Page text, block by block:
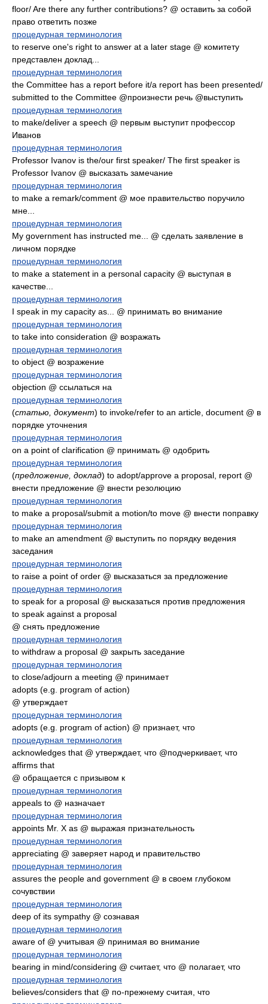
floor/ Are there any further contributions? @ оставить за собой
право ответить позже
процедурная терминология
to reserve one's right to answer at a later stage @ комитету
представлен доклад...
процедурная терминология
the Committee has a report before it/a report has been presented/
submitted to the Committee @произнести речь @выступить
процедурная терминология
to make/deliver a speech @ первым выступит профессор
Иванов
процедурная терминология
Professor Ivanov is the/our first speaker/ The first speaker is
Professor Ivanov @ высказать замечание
процедурная терминология
to make a remark/comment @ мое правительство поручило
мне...
процедурная терминология
My government has instructed me... @ сделать заявление в
личном порядке
процедурная терминология
to make a statement in a personal capacity @ выступая в
качестве...
процедурная терминология
I speak in my capacity as... @ принимать во внимание
процедурная терминология
to take into consideration @ возражать
процедурная терминология
to object @ возражение
процедурная терминология
objection @ ссылаться на
процедурная терминология
(статью, документ) to invoke/refer to an article, document @ в
порядке уточнения
процедурная терминология
on a point of clarification @ принимать @ одобрить
процедурная терминология
(предложение, доклад) to adopt/approve a proposal, report @
внести предложение @ внести резолюцию
процедурная терминология
to make a proposal/submit a motion/to move @ внести поправку
процедурная терминология
to make an amendment @ выступить по порядку ведения
заседания
процедурная терминология
to raise a point of order @ высказаться за предложение
процедурная терминология
to speak for a proposal @ высказаться против предложения
to speak against a proposal
@ снять предложение
процедурная терминология
to withdraw a proposal @ закрыть заседание
процедурная терминология
to close/adjourn a meeting @ принимает
adopts (e.g. program of action)
@ утверждает
процедурная терминология
adopts (e.g. program of action) @ признает, что
процедурная терминология
acknowledges that @ утверждает, что @подчеркивает, что
affirms that
@ обращается с призывом к
процедурная терминология
appeals to @ назначает
процедурная терминология
appoints Mr. X as @ выражая признательность
процедурная терминология
appreciating @ заверяет народ и правительство
процедурная терминология
assures the people and government @ в своем глубоком
сочувствии
процедурная терминология
deep of its sympathy @ сознавая
процедурная терминология
aware of @ учитывая @ принимая во внимание
процедурная терминология
bearing in mind/considering @ считает, что @ полагает, что
процедурная терминология
believes/considers that @ по-прежнему считая, что